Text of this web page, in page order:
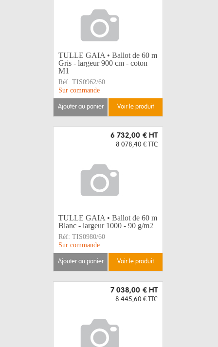
TULLE GAIA • Ballot de 60 m
Gris - largeur 900 cm - coton
M1
Réf: TIS0962/60
Sur commande
ajouter au panier voir le produit
6 732,00 € HT
8 078,40 € TTC
TULLE GAIA • Ballot de 60 m
Blanc - largeur 1000 - 90 g/m2
Réf: TIS0980/60
Sur commande
ajouter au panier voir le produit
7 038,00 € HT
8 445,60 € TTC